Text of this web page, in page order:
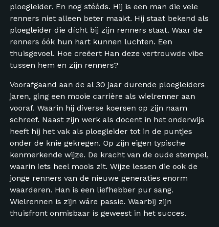
ploegleider. En nog stééds. Hij is een man die vele
renners niet alleen beter maakt. Hij staat bekend als
ploegleider die dícht bij zijn renners staat. Waar de
renners óók hun hart kunnen luchten. Een
thuisgevoel. Hoe creëert Han deze vertrouwde vibe
tussen hem en zijn renners?
Voorafgaand aan de al 30 jaar durende ploegleiders
jaren, ging een mooie carrière als wielrenner aan
vooraf. Waarin hij diverse koersen op zijn naam
schreef. Naast zijn werk als docent in het onderwijs
heeft hij het vak als ploegleider tot in de puntjes
onder de knie gekregen. Op zijn eigen typische
kenmerkende wijze. De kracht van de oude stempel,
waarin iets heel moois zit. Wijze lessen die ook de
jonge renners van de nieuwe generaties enorm
waarderen. Han is een liefhebber pur sang.
Wielrennen is zijn wáre passie. Waarbij zijn
thuisfront onmisbaar is geweest in het succes.